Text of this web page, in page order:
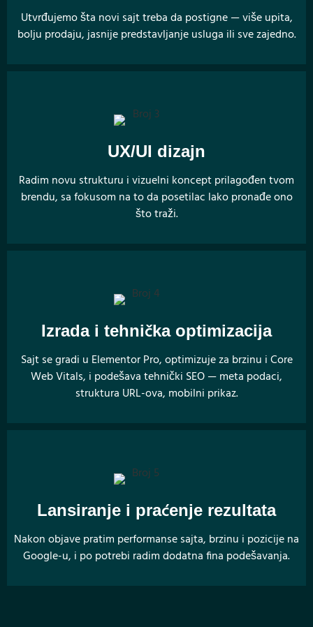
Utvrđujemo šta novi sajt treba da postigne — više upita,
bolju prodaju, jasnije predstavljanje usluga ili sve zajedno.
UX/UI dizajn
Radim novu strukturu i vizuelni koncept prilagođen tvom
brendu, sa fokusom na to da posetilac lako pronađe ono
što traži.
Izrada i tehnička optimizacija
Sajt se gradi u Elementor Pro, optimizuje za brzinu i Core
Web Vitals, i podešava tehnički SEO — meta podaci,
struktura URL-ova, mobilni prikaz.
Lansiranje i praćenje rezultata
Nakon objave pratim performanse sajta, brzinu i pozicije na
Google-u, i po potrebi radim dodatna fina podešavanja.